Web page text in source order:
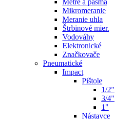
Metre a pásma
Mikromeranie
Meranie uhla
Štrbinové mier.
Vodováhy
Elektronické
Značkovače
Pneumatické
Impact
Pištole
1/2"
3/4"
1"
Nástavce